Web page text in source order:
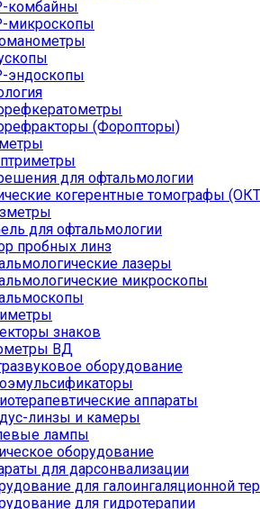
комбайны
микроскопы
эндоскопы
(Форопторы)
для офтальмологии
когерентные томографы
для офтальмологии
пробных линз
лазеры
микроскопы
знаков
ВД
оборудование
аппараты
линзы и камеры
лампы
оборудование
для дарсонвализации
для галоингаляционной
для гидротерапии